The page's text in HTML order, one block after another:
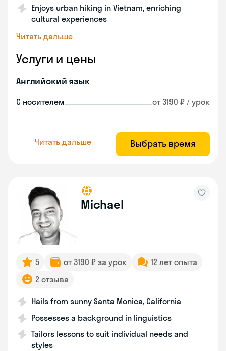
Enjoys urban hiking in Vietnam, enriching
cultural experiences
Читать дальше
Услуги и цены
Английский язык
С носителем от 3190 ₽ / урок
Читать дальше Выбрать время
Michael
5 от 3190 ₽ за урок
12 лет опыта
2 отзыва
Hails from sunny Santa Monica, California
Possesses a background in linguistics
Tailors lessons to suit individual needs and
styles